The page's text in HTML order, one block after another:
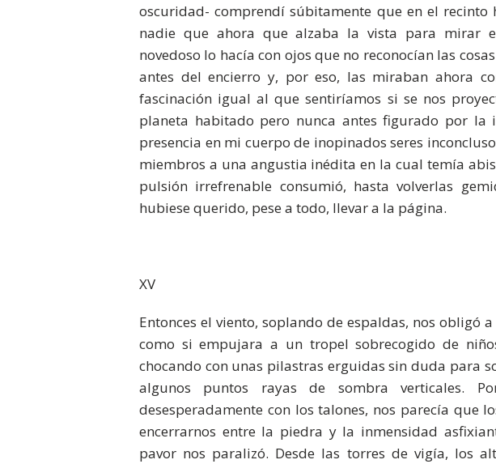
oscuridad- comprendí súbitamente que en el recinto
nadie que ahora que alzaba la vista para mirar
novedoso lo hacía con ojos que no reconocían las
antes del encierro y, por eso, las miraban ahora
fascinación igual al que sentiríamos si se nos
planeta habitado pero nunca antes figurado por la
presencia en mi cuerpo de inopinados seres
miembros a una angustia inédita en la cual temía
pulsión irrefrenable consumió, hasta volverlas
hubiese querido, pese a todo, llevar a la página.
XV
Entonces el viento, soplando de espaldas, nos obligó
como si empujara a un tropel sobrecogido de
chocando con unas pilastras erguidas sin duda para
algunos puntos rayas de sombra verticales.
desesperadamente con los talones, nos parecía que
encerrarnos entre la piedra y la inmensidad
pavor nos paralizó. Desde las torres de vigía, los